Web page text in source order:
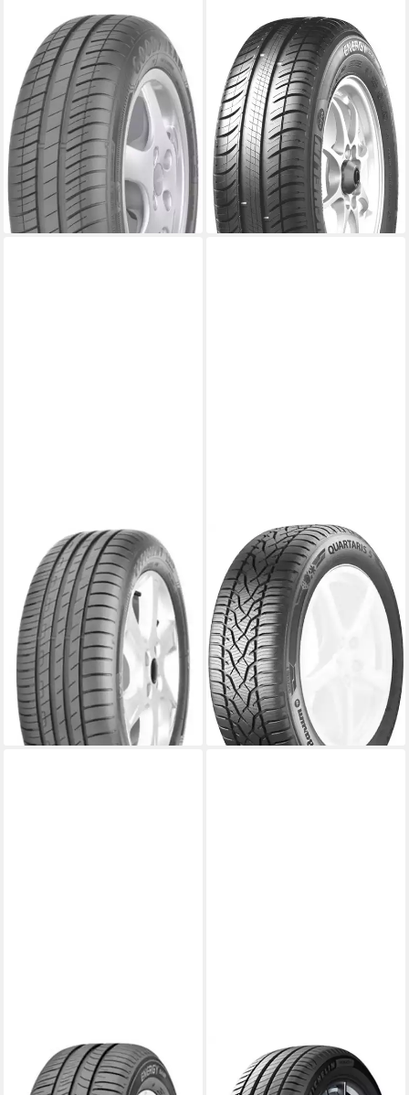
GOODYEAR
Sommerreifen
EFFICIENTGRIP COMPACT,
in verschiedenen
Ausführungen erhältlich
Kraftstoffeffizienz
Produktdatenblatt
Nasshaftung
Produktdatenblatt
124,99 €
lieferbar - in 4-5 Werktagen bei dir
MICHELIN
Sommerreifen Energy Saver
Plus
Kraftstoffeffizienz
Produktdatenblatt
Nasshaftung
Produktdatenblatt
162,99 €
lieferbar - in 4-5 Werktagen bei dir
GOODYEAR
Sommerreifen
EFFICIENTGRIP
PERFORMANCE, in
verschiedenen Ausführungen
erhältlich
Kraftstoffeffizienz
Produktdatenblatt
Nasshaftung
Produktdatenblatt
ab 126,99 €
lieferbar - in 4-5 Werktagen bei dir
BARUM
Ganzjahresreifen
QUARTARIS 5
Kraftstoffeffizienz
Produktdatenblatt
Nasshaftung
Produktdatenblatt
ab 102,99 €
lieferbar - in 4-5 Werktagen bei dir
MICHELIN
Sommerreifen ENERGY
MICHELIN
Sommerreifen PRIMACY 4, in